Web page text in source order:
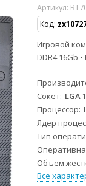
Артикул:
Код:
Игровой
DDR4 16Gb •
Сокет LGA
Процессор
Ядер
Тип
Объем
Все